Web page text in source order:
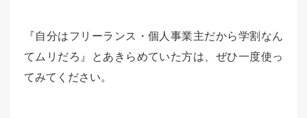
『自分はフリーランス・個人事業主だから学割なん
てムリだろ』とあきらめていた方は、ぜひ一度使っ
てみてください。